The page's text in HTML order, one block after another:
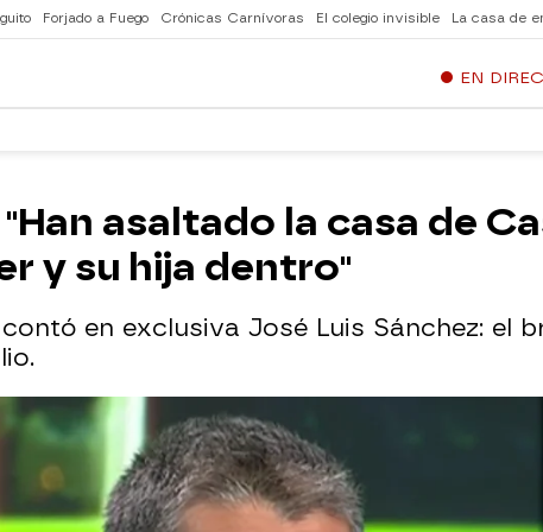
Forjado a Fuego Crónicas Carnívoras El colegio invisible La casa de
EN
asaltado la casa de
y su hija dentro"
en exclusiva José Luis Sánchez: el